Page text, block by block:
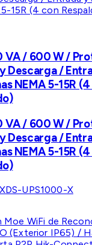
VA / 600 W /
Descarga /
NEMA 5-15R
VA / 600 W /
Descarga /
NEMA 5-15R
DS-UPS1000-X